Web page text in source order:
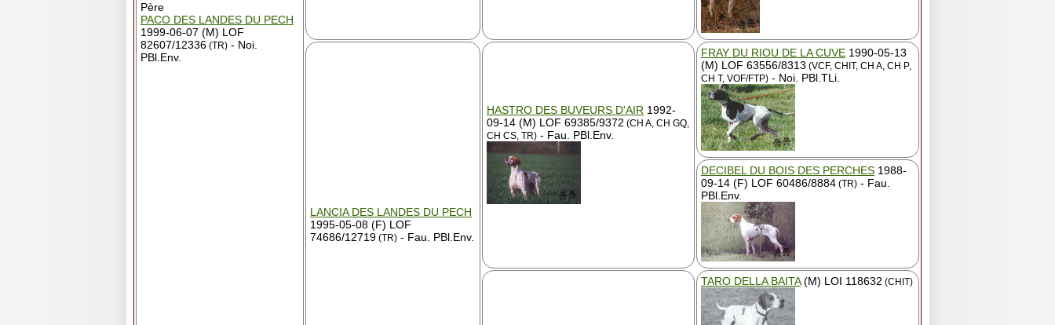
Père
PACO DES LANDES DU PECH
1999-06-07 (M) LOF
82607/12336 (TR) - Noi.
PBl.Env.
LANCIA DES LANDES DU PECH
1995-05-08 (F) LOF
74686/12719 (TR) - Fau. PBl.Env.
HASTRO DES BUVEURS D'AIR 1992-
09-14 (M) LOF 69385/9372 (CH A, CH GQ,
CH CS, TR) - Fau. PBl.Env.
FRAY DU RIOU DE LA CUVE 1990-05-13
(M) LOF 63556/8313 (VCF, CHIT, CH A, CH P,
CH T, VOF/FTP) - Noi. PBl.TLi.
DECIBEL DU BOIS DES PERCHES 1988-
09-14 (F) LOF 60486/8884 (TR) - Fau.
PBl.Env.
TARO DELLA BAITA(M) LOI 118632 (CHIT)